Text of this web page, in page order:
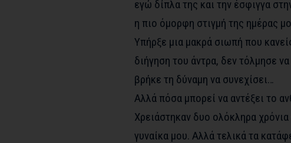
εγώ δίπλα της και την έσφιγγα
η πιο όμορφη στιγμή της ημέρας
Υπήρξε μια μακρά σιωπή που
διήγηση του άντρα, δεν τόλμησε
βρήκε τη δύναμη να συνεχίσει…
Αλλά πόσα μπορεί να αντέξει το
Χρειάστηκαν δυο ολόκληρα
γυναίκα μου. Αλλά τελικά τα